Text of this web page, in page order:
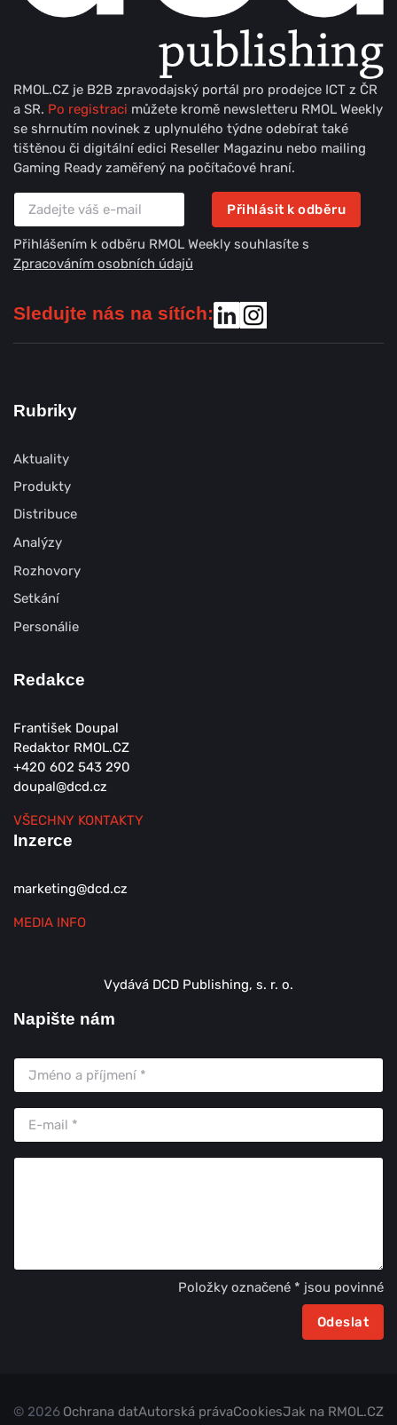
RMOL.CZ je B2B zpravodajský portál pro prodejce ICT z ČR
a SR. Po registraci můžete kromě newsletteru RMOL Weekly
se shrnutím novinek z uplynulého týdne odebírat také
tištěnou či digitální edici Reseller Magazinu nebo mailing
Gaming Ready zaměřený na počítačové hraní.
Přihlásit k odběru
Přihlášením k odběru RMOL Weekly souhlasíte s
Zpracováním osobních údajů
Sledujte nás na sítích:
Rubriky
Aktuality
Produkty
Distribuce
Analýzy
Rozhovory
Setkání
Personálie
Redakce
František Doupal
Redaktor RMOL.CZ
+420 602 543 290
doupal@dcd.cz
VŠECHNY KONTAKTY
Inzerce
marketing@dcd.cz
MEDIA INFO
Vydává DCD Publishing, s. r. o.
Napište nám
Položky označené * jsou povinné
© 2026 Ochrana datAutorská právaCookiesJak na RMOL.CZ